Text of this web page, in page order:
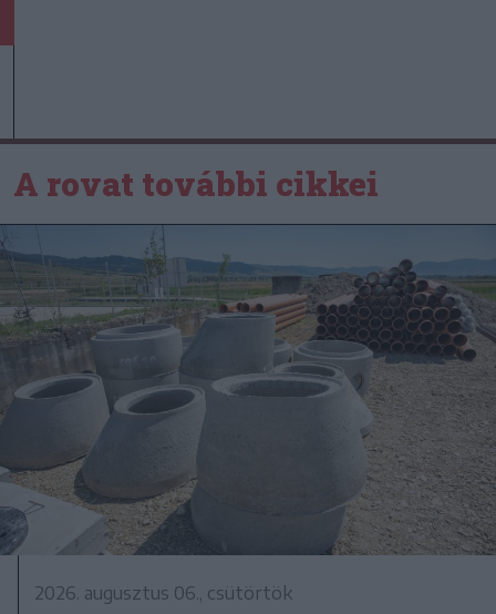
A rovat további cikkei
2026. augusztus 06., csütörtök